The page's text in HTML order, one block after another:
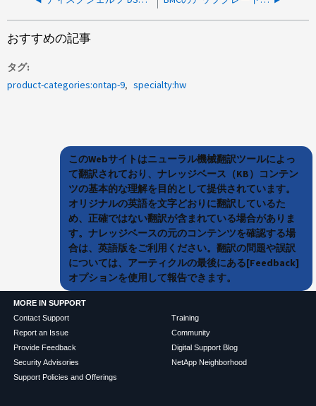
おすすめの記事
タグ
product-categories:ontap-9
specialty:hw
このWebサイトはニューラル機械翻訳ツールによっ
て翻訳されており、ナレッジベース（KB）コンテン
ツの基本的な理解を目的として提供されています。
オリジナルの英語を文字どおりに翻訳しているた
め、正確ではない翻訳が含まれている場合がありま
す。ナレッジベースの元のコンテンツを確認する場
合は、英語版をご利用ください。翻訳の問題や誤訳
については、アーティクルの最後にある[Feedback]
オプションを使用して報告できます。
MORE IN SUPPORT
Contact Support
Report an Issue
Provide Feedback
Security Advisories
Support Policies and Offerings
Training
Community
Digital Support Blog
NetApp Neighborhood